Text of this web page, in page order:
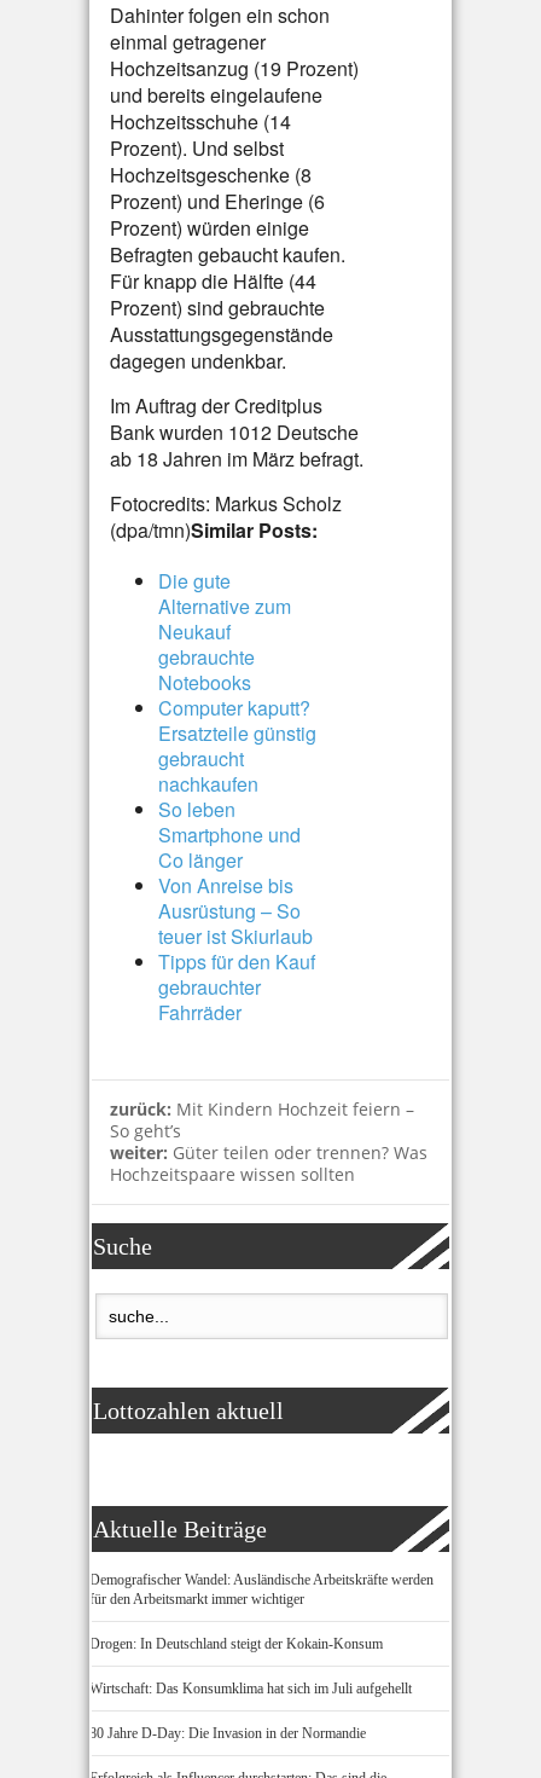
Dahinter folgen ein schon
einmal getragener
Hochzeitsanzug (19 Prozent)
und bereits eingelaufene
Hochzeitsschuhe (14
Prozent). Und selbst
Hochzeitsgeschenke (8
Prozent) und Eheringe (6
Prozent) würden einige
Befragten gebaucht kaufen.
Für knapp die Hälfte (44
Prozent) sind gebrauchte
Ausstattungsgegenstände
dagegen undenkbar.
Im Auftrag der Creditplus
Bank wurden 1012 Deutsche
ab 18 Jahren im März befragt.
Fotocredits: Markus Scholz
(dpa/tmn)Similar Posts:
Die gute
Alternative zum
Neukauf 
gebrauchte
Notebooks
Computer kaputt?
Ersatzteile günstig
gebraucht
nachkaufen
So leben
Smartphone und
Co länger
Von Anreise bis
Ausrüstung – So
teuer ist Skiurlaub
Tipps für den Kauf
gebrauchter
Fahrräder
zurück: Mit Kindern Hochzeit feiern –
So geht’s
weiter: Güter teilen oder trennen? Was
Hochzeitspaare wissen sollten
Suche
Lottozahlen aktuell
Aktuelle Beiträge
Demografischer Wandel: Ausländische Arbeitskräfte werden
für den Arbeitsmarkt immer wichtiger
Drogen: In Deutschland steigt der Kokain-Konsum
Wirtschaft: Das Konsumklima hat sich im Juli aufgehellt
80 Jahre D-Day: Die Invasion in der Normandie